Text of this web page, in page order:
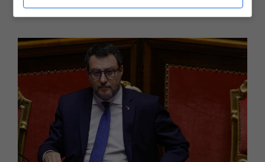
ricorso a scioperi e agitazioni.